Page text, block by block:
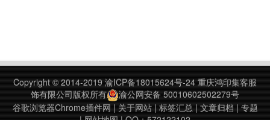
Copyright © 2014-2019 渝ICP备18015624号-24 重庆鸿印集客服
饰有限公司版权所有
渝公网安备 50010602502279号
谷歌浏览器Chrome插件网 | 关于网站| 标签汇总| 文章归档 | 专题